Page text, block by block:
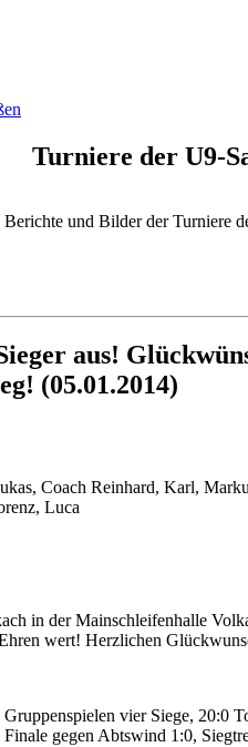
Turniere der U9-
und Bilder der Turniere
aus!
(05.01.2014)
Coach Reinhard, Karl,
Luca
in der Mainschleifenhalle
wert! Herzlichen
vier Siege, 20:0
gegen Abtswind 1:0,